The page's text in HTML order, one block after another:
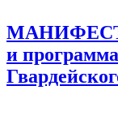
МАНИФЕСТ
и